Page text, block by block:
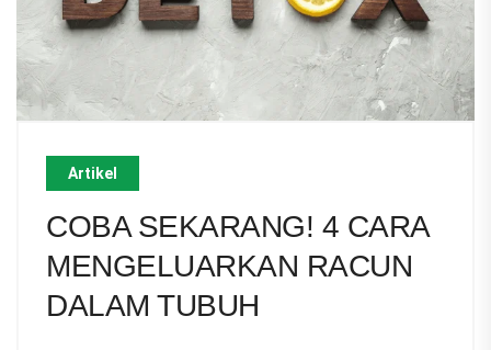
Artikel
COBA SEKARANG! 4 CARA
MENGELUARKAN RACUN
DALAM TUBUH